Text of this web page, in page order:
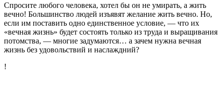
Спросите любого человека, хотел бы он не умирать, а жить
вечно! Большинство людей изъявят желание жить вечно. Но,
если им поставить одно единственное условие, — что их
«вечная жизнь» будет состоять только из труда и выращивания
потомства, — многие задумаются… а зачем нужна вечная
жизнь без удовольствий и наслаждний?
!